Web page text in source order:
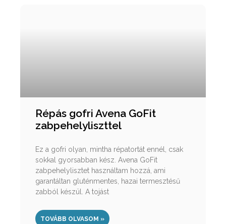
Répás gofri Avena GoFit
zabpehelyliszttel
Ez a gofri olyan, mintha répatortát ennél, csak
sokkal gyorsabban kész. Avena GoFit
zabpehelylisztet használtam hozzá, ami
garantáltan gluténmentes, hazai termesztésű
zabból készül. A tojást
TOVÁBB OLVASOM »